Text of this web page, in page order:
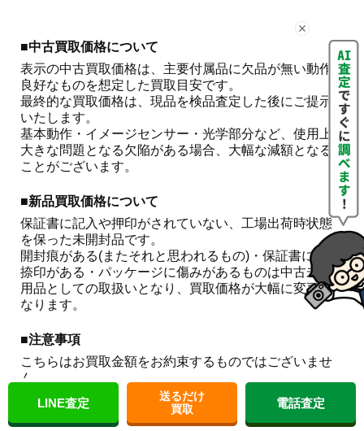
■中古買取価格について
表示の中古買取価格は、主要付属品に欠品が無い動作
良好なものを想定した買取目安です。
最終的な買取価格は、現品を検品査定した後にご提示
いたします。
基本動作・イメージセンサー・光学部分など、使用上
大きな問題となる欠陥がある場合、大幅な減額となる
ことがございます。
■新品買取価格について
保証書に記入や押印がされていない、工場出荷時状態
を保った未開封品です。
開封痕がある(またそれと思われるもの)・保証書に記入
捺印がある・パッケージに傷みがあるものは中古未使
用品としての取扱いとなり、買取価格が大幅に変更と
なります。
■注意事項
こちらはお買取金額をお約束するものではございませ
ん。
相場の急な変動や在庫状況などにより、やむを得ず見
積り額の変更やお取引の中止をすることがございま
す。
LINE査定
送るだけ
買取
電話査定